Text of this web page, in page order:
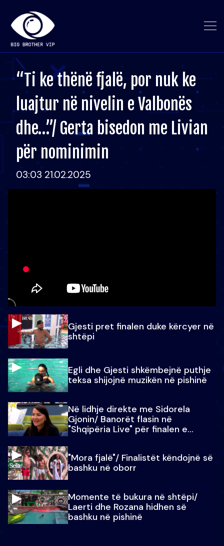
“Ti ke thënë fjalë, por nuk ke
luajtur në nivelin e Valbonës
dhe…”/ Gerta bisedon me Livian
për nominimin
03:03 21.02.2025
Gjesti pret finalen duke kërcyer në
shtëpi
Egli dhe Gjesti shkëmbejnë puthje
teksa shijojnë muzikën në pishinë
Në lidhje direkte me Sidorela
Gjonin/ Banorët flasin në
"Shqipëria Live" për finalen e
"Mora fjalë"/ Finalistët këndojnë së
bashku në oborr
Momente të bukura në shtëpi/
Laerti dhe Rozana hidhen së
bashku në pishinë